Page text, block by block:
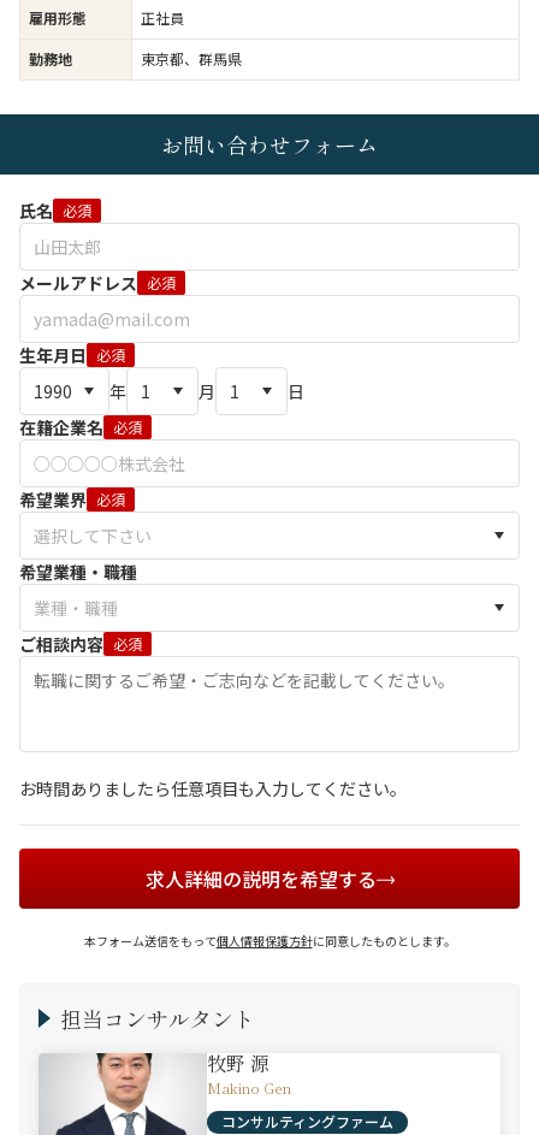
雇用形態
正社員
勤務地
東京都、群馬県
お問い合わせフォーム
氏名 必須
メールアドレス 必須
生年月日 必須
年 月
日
在籍企業名 必須
希望業界 必須
希望業種・職種
ご相談内容 必須
お時間ありましたら任意項目も入力してください。
求人詳細の説明を希望する
本フォーム送信をもって個人情報保護方針に同意したものとします。
担当コンサルタント
牧野 源
Makino Gen
コンサルティングファーム